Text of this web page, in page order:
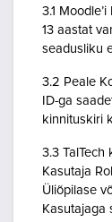
3.1
13 aastat
seadusliku
3.2 Peale
ID-ga
kinnituskiri
3.3
Kasutaja
Üliõpilase
Kasutajaga